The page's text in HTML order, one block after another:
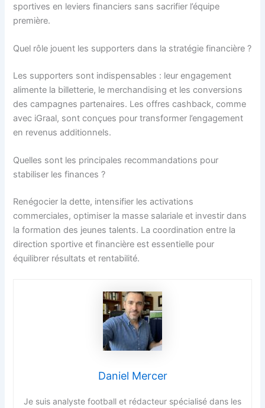
sportives en leviers financiers sans sacrifier l’équipe
première.
Quel rôle jouent les supporters dans la stratégie financière ?
Les supporters sont indispensables : leur engagement
alimente la billetterie, le merchandising et les conversions
des campagnes partenaires. Les offres cashback, comme
avec iGraal, sont conçues pour transformer l’engagement
en revenus additionnels.
Quelles sont les principales recommandations pour
stabiliser les finances ?
Renégocier la dette, intensifier les activations
commerciales, optimiser la masse salariale et investir dans
la formation des jeunes talents. La coordination entre la
direction sportive et financière est essentielle pour
équilibrer résultats et rentabilité.
Daniel Mercer
Je suis analyste football et rédacteur spécialisé dans les